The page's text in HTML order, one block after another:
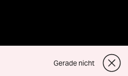
Gerade nicht